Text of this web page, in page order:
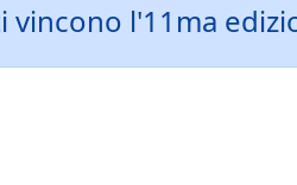
l'11ma